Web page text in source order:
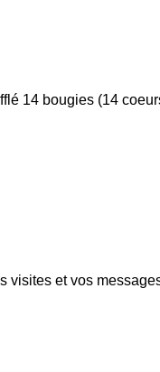
14 bougies (14
visites et vos